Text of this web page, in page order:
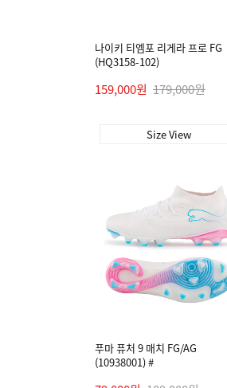
나이키 티엠포 리게라 프로 FG
(HQ3158-102)
159,000원 179,000원
Size View
푸마 퓨처 9 매치 FG/AG
(10938001) #